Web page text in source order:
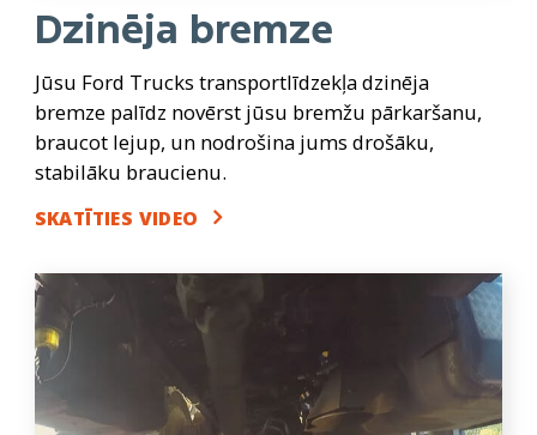
Dzinēja bremze
Jūsu Ford Trucks transportlīdzekļa dzinēja
bremze palīdz novērst jūsu bremžu pārkaršanu,
braucot lejup, un nodrošina jums drošāku,
stabilāku braucienu.
SKATĪTIES VIDEO